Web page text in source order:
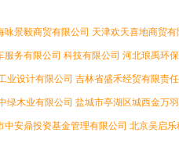
咏景毅商贸有限公司 天津欢天喜地商贸有
服务有限公司 科技有限公司 河北琅禹环
业设计有限公司 吉林省盛禾经贸有限责任
绿木业有限公司 盐城市亭湖区城西金万
中安鼎投资基金管理有限公司 北京吴启乐